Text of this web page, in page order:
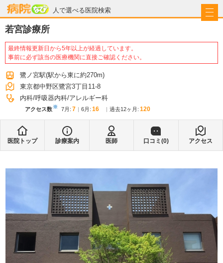
人で選べる医院検索
病院なび
若宮診療所
最終情報更新日から5年以上が経過しています。
事前に必ず該当の医療機関に直接ご確認ください。
鷺ノ宮駅(駅から東に約270m)
東京都中野区鷺宮3丁目11-8
内科 呼吸器内科 アレルギー科
アクセス数※ 7月 : 7 6月 : 16 過去12ヶ月: 120
医院トップ 診療案内 医師 口コミ(0) アクセス